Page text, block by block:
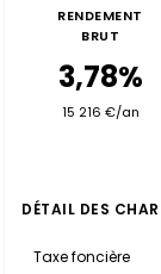
RENDEMENT
BRUT
3,78%
15 216 €/an
DÉTAIL DES
Taxe foncière